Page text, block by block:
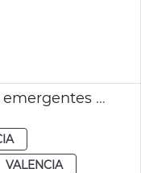
Subvención 24 empresas emergentes València Digital Summit 2026 VDS
VALENCIA